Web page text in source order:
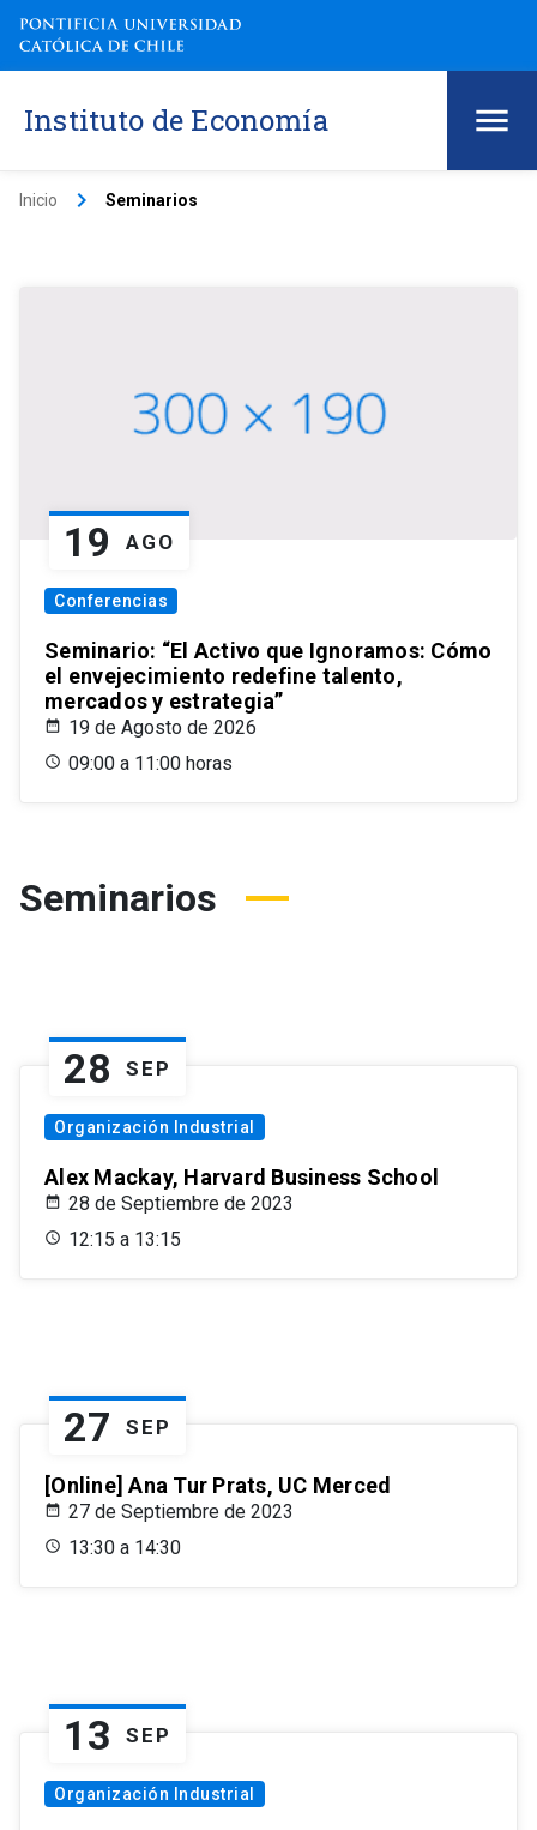
Instituto de Economía
Inicio keyboard_arrow_right Seminarios
19 AGO
Conferencias
Seminario: “El Activo que Ignoramos: Cómo
el envejecimiento redefine talento,
mercados y estrategia”
19 de Agosto de 2026
09:00 a 11:00 horas
Seminarios
28 SEP
Organización Industrial
Alex Mackay, Harvard Business School
28 de Septiembre de 2023
12:15 a 13:15
27 SEP
[Online] Ana Tur Prats, UC Merced
27 de Septiembre de 2023
13:30 a 14:30
13 SEP
Organización Industrial